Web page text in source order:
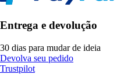
Entrega e devolução
30 dias para mudar de ideia
Devolva seu pedido
Trustpilot